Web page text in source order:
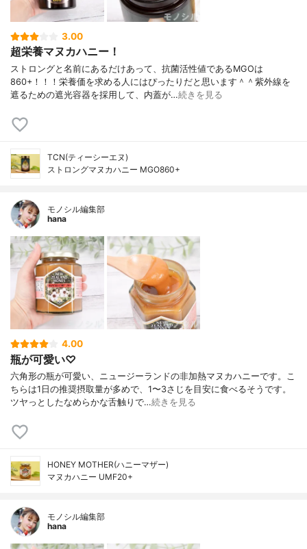
3.00
超栄養マヌカハニー！
ストロングと名前にあるだけあって、抗菌活性値であるMGOは
860+！！！栄養価を求める人にはぴったりだと思います＾＾紫外線を
遮るための遮光容器を採用して、内蓋が…続きを見る
TCN(ティーシーエヌ)
ストロングマヌカハニー MGO860+
モノシル編集部
hana
4.00
瓶が可愛い♡
六角形の瓶が可愛い、ニュージーランドの非加熱マヌカハニーです。こ
ちらは1日の推奨摂取量が多めで、1〜3さじを目安に食べるそうです。
ツヤっとしたなめらかな舌触りで…続きを見る
HONEY MOTHER(ハニーマザー)
マヌカハニー UMF20+
モノシル編集部
hana